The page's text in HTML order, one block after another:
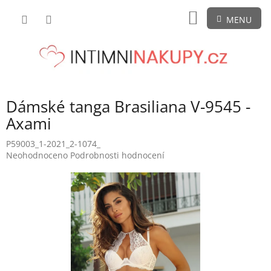
NÁKUPNÍ
KOŠÍK
Dámské tanga Brasiliana V-9545 -
Axami
P59003_1-2021_2-1074_
Průměrné
Neohodnoceno Podrobnosti hodnocení